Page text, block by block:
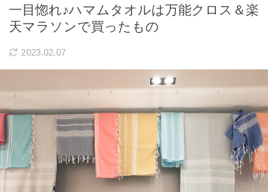
一目惚れ♪ハマムタオルは万能クロス＆楽
天マラソンで買ったもの
2023.02.07